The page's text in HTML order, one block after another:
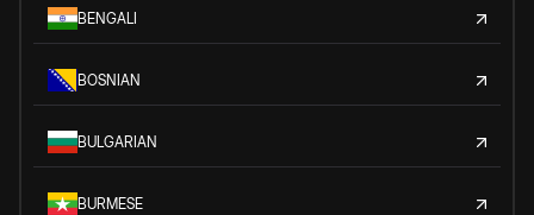
BENGALI
BOSNIAN
BULGARIAN
BURMESE